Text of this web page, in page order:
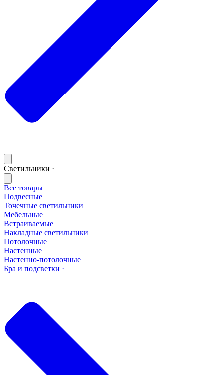
Светильники ·
Все товары
Подвесные
Точечные светильники
Мебельные
Встраиваемые
Накладные светильники
Потолочные
Настенные
Настенно-потолочные
Бра и подсветки ·